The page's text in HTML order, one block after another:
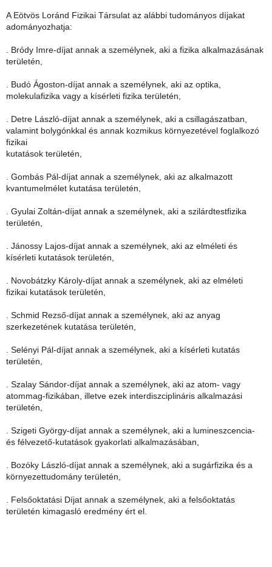
A Eötvös Loránd Fizikai Társulat az alábbi tudományos díjakat
adományozhatja:
. Bródy Imre-díjat annak a személynek, aki a fizika alkalmazásának
területén,
. Budó Ágoston-díjat annak a személynek, aki az optika,
molekulafizika vagy a kísérleti fizika területén,
. Detre László-díjat annak a személynek, aki a csillagászatban,
valamint bolygónkkal és annak kozmikus környezetével foglalkozó
fizikai
kutatások területén,
. Gombás Pál-díjat annak a személynek, aki az alkalmazott
kvantumelmélet kutatása területén,
. Gyulai Zoltán-díjat annak a személynek, aki a szilárdtestfizika
területén,
. Jánossy Lajos-díjat annak a személynek, aki az elméleti és
kísérleti kutatások területén,
. Novobátzky Károly-díjat annak a személynek, aki az elméleti
fizikai kutatások területén,
. Schmid Rezső-díjat annak a személynek, aki az anyag
szerkezetének kutatása területén,
. Selényi Pál-díjat annak a személynek, aki a kísérleti kutatás
területén,
. Szalay Sándor-díjat annak a személynek, aki az atom- vagy
atommag-fizikában, illetve ezek interdiszciplináris alkalmazási
területén,
. Szigeti György-díjat annak a személynek, aki a lumineszcencia-
és félvezető-kutatások gyakorlati alkalmazásában,
. Bozóky László-díjat annak a személynek, aki a sugárfizika és a
környezettudomány területén,
. Felsőoktatási Díjat annak a személynek, aki a felsőoktatás
területén kimagasló eredmény ért el.